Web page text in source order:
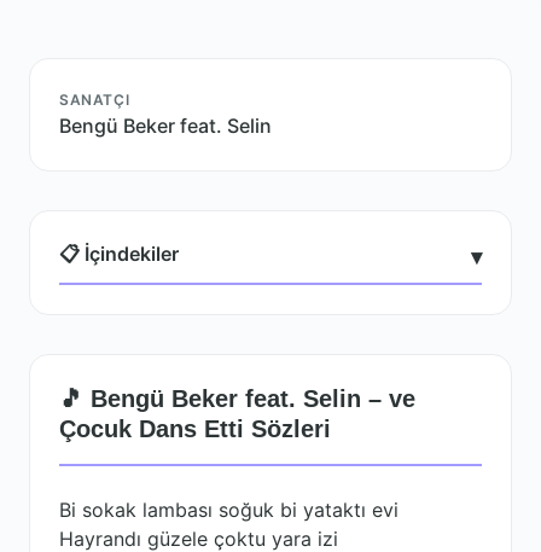
SANATÇI
Bengü Beker feat. Selin
📋 İçindekiler ▾
🎵 Bengü Beker feat. Selin – ve
Çocuk Dans Etti Sözleri
Bi sokak lambası soğuk bi yataktı evi
Hayrandı güzele çoktu yara izi